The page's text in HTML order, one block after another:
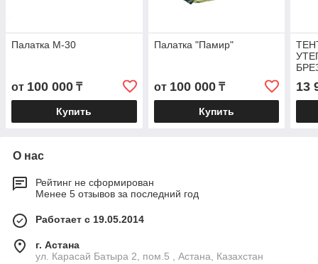
Палатка М-30
от 100 000 ₸
Купить
Палатка "Памир"
от 100 000₸
Купить
13
О нас
Рейтинг не сформирован
Менее 5 отзывов за последний год
Работает с 19.05.2014
г. Астана
ул. Карасай Батыра 2, пом.5 , Астана, Казахстан